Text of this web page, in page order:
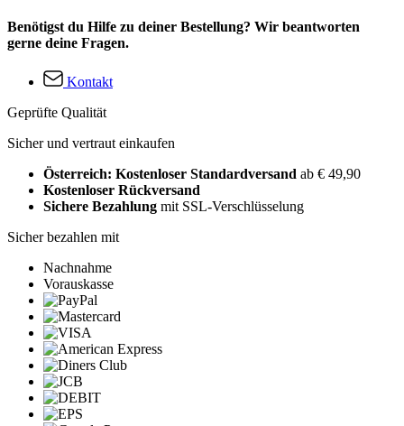
Benötigst du Hilfe zu deiner Bestellung? Wir beantworten
gerne deine Fragen.
Kontakt
Geprüfte Qualität
Sicher und vertraut einkaufen
Österreich: Kostenloser Standardversand ab € 49,90
Kostenloser Rückversand
Sichere Bezahlung mit SSL-Verschlüsselung
Sicher bezahlen mit
Nachnahme
Vorauskasse